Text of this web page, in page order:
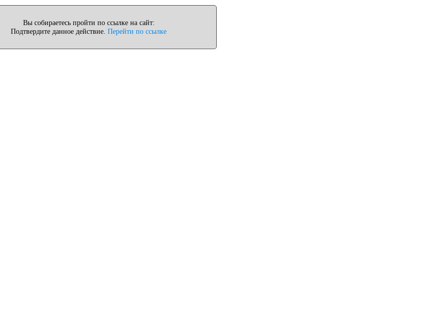
Вы собираетесь пройти по ссылке на сайт:
Подтвердите данное действие. Перейти по ссылке